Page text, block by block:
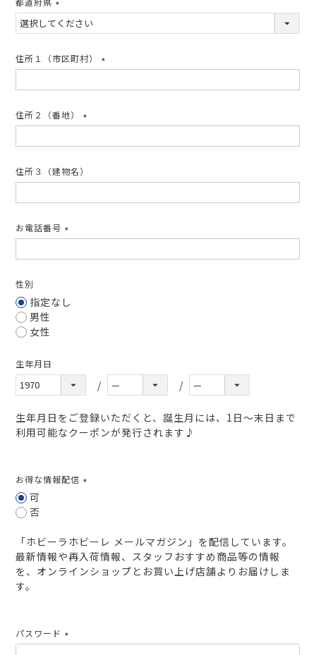
(必
須)
住所１（市区町村）
須)
住所２（番地）
須)
住所３（建物名）
お電話番号
須)
性別
指定なし
男性
女性
生年月日
生年月日をご登録いただくと、誕生月には、1日～末日まで
利用可能なクーポンが発行されます♪
お得な情報配信
可
否
「ホビーラホビーレ メールマガジン」を配信しています。
最新情報や再入荷情報、スタッフおすすめ商品等の情報
を、オンラインショップとお買い上げ店舗よりお届けしま
す。
パスワード